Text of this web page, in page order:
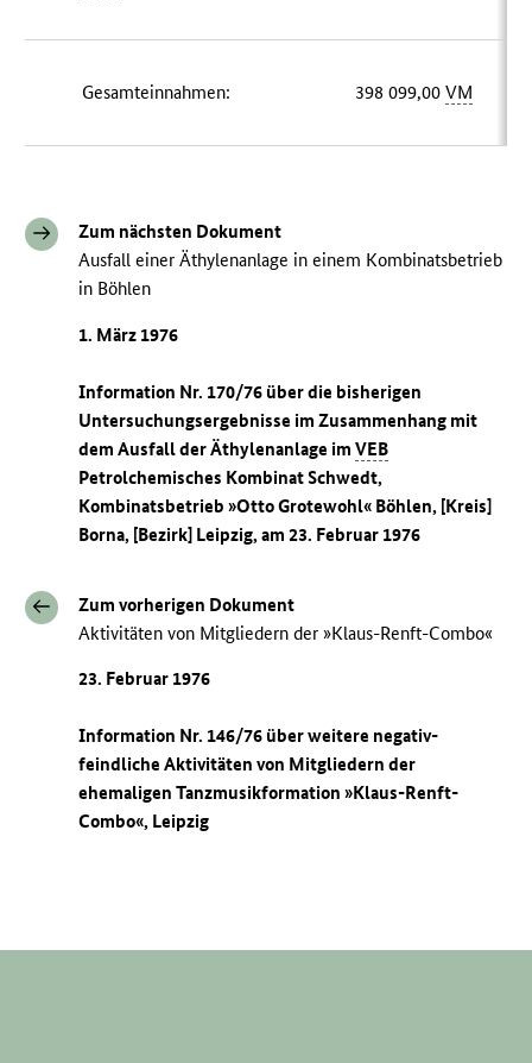
Gesamteinnahmen: 398 099,00VM
Zum nächsten Dokument
Ausfall einer Äthylenanlage in einem Kombinatsbetrieb
in Böhlen
1. März 1976
Information Nr. 170/76 über die bisherigen
Untersuchungsergebnisse im Zusammenhang mit
dem Ausfall der Äthylenanlage imVEB
Petrolchemisches Kombinat Schwedt,
Kombinatsbetrieb »Otto Grotewohl« Böhlen, [Kreis]
Borna, [Bezirk] Leipzig, am 23. Februar 1976
Zum vorherigen Dokument
Aktivitäten von Mitgliedern der »Klaus-Renft-Combo«
23. Februar 1976
Information Nr. 146/76 über weitere negativ-
feindliche Aktivitäten von Mitgliedern der
ehemaligen Tanzmusikformation »Klaus-Renft-
Combo«, Leipzig